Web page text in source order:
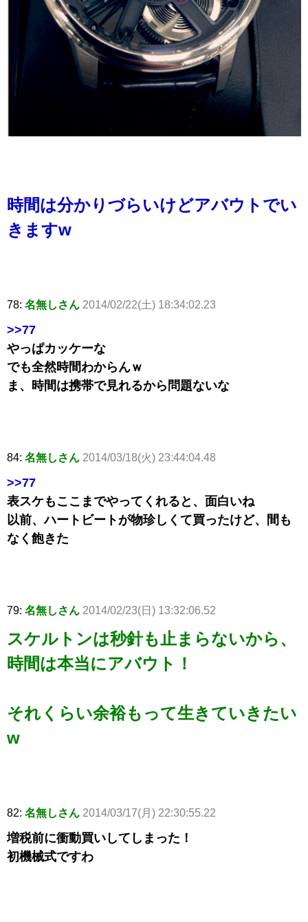
時間は分かりづらいけどアバウトでい
きますw
78: 名無しさん 2014/02/22(土) 18:34:02.23
>>77
やっぱカッケーな
でも全然時間わからんｗ
ま、時間は携帯で見れるから問題ないな
84: 名無しさん 2014/03/18(火) 23:44:04.48
>>77
表スケもここまでやってくれると、面白いね
以前、ハートビートが物珍しくて買ったけど、間も
なく飽きた
79: 名無しさん 2014/02/23(日) 13:32:06.52
スケルトンは秒針も止まらないから、
時間は本当にアバウト！
それくらい余裕もって生きていきたい
w
82: 名無しさん 2014/03/17(月) 22:30:55.22
増税前に衝動買いしてしまった！
初機械式ですわ